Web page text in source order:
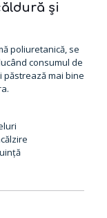
și
poliuretanică, se
consumul de
păstrează mai bine